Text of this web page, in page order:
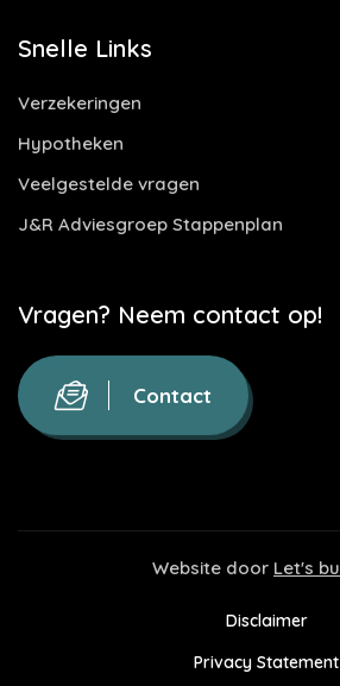
Snelle Links
Verzekeringen
Hypotheken
Veelgestelde vragen
J&R Adviesgroep Stappenplan
Vragen? Neem contact op!
Contact
Website door Let's
Disclaimer
Privacy Statement